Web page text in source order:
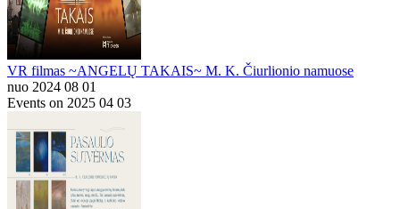
VR filmas ~ANGELŲ TAKAIS~ M. K. Čiurlionio namuose
nuo 2024 08 01
Events on 2025 04 03